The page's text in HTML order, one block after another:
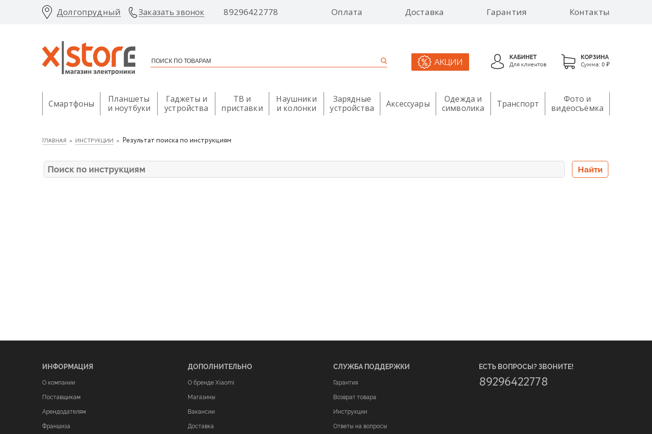
Долгопрудный Заказать звонок 89296422778 Оплата Доставка Гарантия Контакты
АКЦИИ
КАБИНЕТ
Для клиентов
КОРЗИНА
Сумма: 0 ₽
Смартфоны
Планшеты
и ноутбуки
Гаджеты и
устройства
ТВ и
приставки
Наушники
и колонки
Зарядные
устройства
Аксессуары
Одежда и
символика
Транспорт
Фото и
видеосъёмка
ГЛАВНАЯ ИНСТРУКЦИИ Результат поиска по инструкциям
ИНФОРМАЦИЯ
О компании
Поставщикам
Арендодателям
Франшиза
ДОПОЛНИТЕЛЬНО
О бренде Xiaomi
Магазины
Вакансии
Доставка
СЛУЖБА ПОДДЕРЖКИ
Гарантия
Возврат товара
Инструкции
Ответы на вопросы
ЕСТЬ ВОПРОСЫ? ЗВОНИТЕ!
89296422778